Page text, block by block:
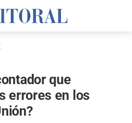
que
errores en los